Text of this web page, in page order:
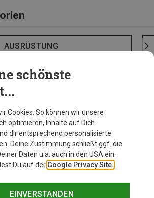
AUSRÜSTUNG
schönste
Cookies. So können wir unsere
optimieren, Inhalte auf Dich
dir entsprechend personalisierte
Deine Zustimmung schließt ggf. die
Daten u.a. auch in den USA ein.
Du auf der Google Privacy Site.
EINVERSTANDEN